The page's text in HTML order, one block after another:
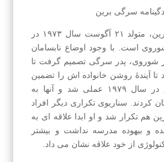
سرگی میخائیلوویچ برین، متولد ۲۱ آگوست سال ۱۹۷۳ در
است. با وجود اوضاع نابسامان
شوروی، پدر سرگی تصمیم گرفت تا
تا آیندهٔ روشن خانواده اش را تضمین
کند. این تصمیم مهم در سال ۱۹۷۹ عملی شد و آنها به
کردند. سناریوی تکراری دیگر افراد
هم تکرار شد و او ابدا علاقه ای به
و بیهوده مدرسه نداشت و بیشتر
از خود علاقه نشان می داد.